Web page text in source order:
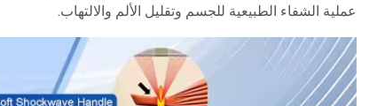
عملية الشفاء الطبيعية للجسم وتقليل الألم والالتهاب.